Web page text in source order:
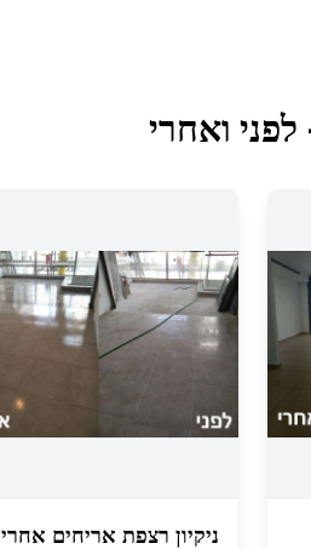
ואחרי
ניקיון רצפת אריחים אחרי